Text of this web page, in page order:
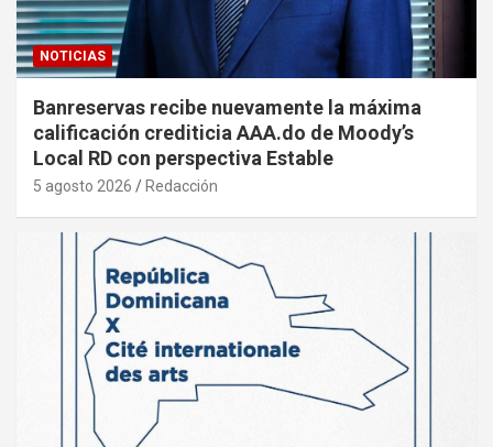
NOTICIAS
Banreservas recibe nuevamente la máxima
calificación crediticia AAA.do de Moody’s
Local RD con perspectiva Estable
5 agosto 2026 Redacción